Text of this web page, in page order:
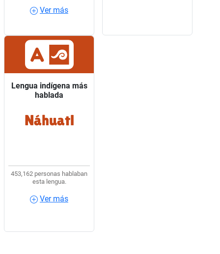
Ver más
Lengua indígena más
hablada
Náhuatl
453,162 personas hablaban
esta lengua.
Ver más
Lengua indígena más
hablada
7 de cada 10 hablantes
de lengua indígena
Ver más